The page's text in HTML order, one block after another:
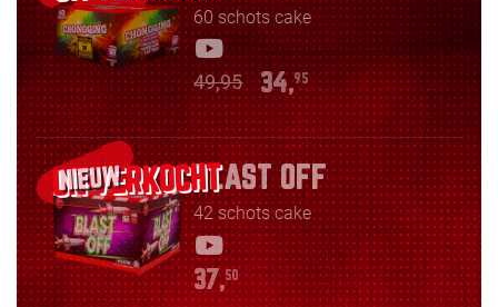
60 schots cake
49,95 34,95
NIEUW BLAST OFF
42 schots cake
37,50